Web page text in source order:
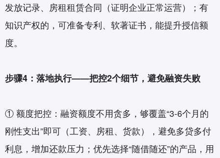
发放记录、房租租赁合同（证明企业正常运营）；有
知识产权的，可准备专利、软著证书，能提升授信额
度。
步骤4：落地执行——把控2个细节，避免融资失败
① 额度把控：融资额度不用贪多，够覆盖“3-6个月的
刚性支出”即可（工资、房租、货款），避免多贷多付
利息，增加还款压力；优先选择“随借随还”的产品，用